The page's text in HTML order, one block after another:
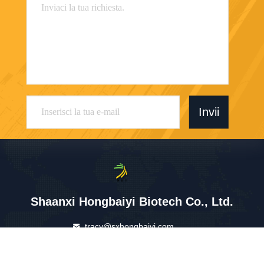
Invii
Shaanxi Hongbaiyi Biotech Co., Ltd.
tracy@sxhongbaiyi.com